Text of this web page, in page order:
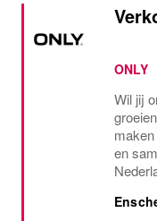
ONLY
Wil jij
en
Store